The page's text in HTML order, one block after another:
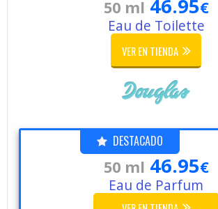
50 ml 46.95€
Eau de Toilette
VER EN TIENDA
DESTACADO
50 ml 46.95€
Eau de Parfum